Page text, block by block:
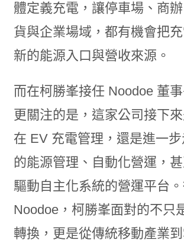
體定義充電，讓停車場、商
貨與企業場域，都有機會把
新的能源入口與營收來源。
而在柯勝峯接任 Noodoe 董
更關注的是，這家公司接下
在 EV 充電管理，還是進一
的能源管理、自動化營運，
驅動自主化系統的營運平台。
Noodoe，柯勝峯面對的不只
轉換，更是從傳統移動產業到